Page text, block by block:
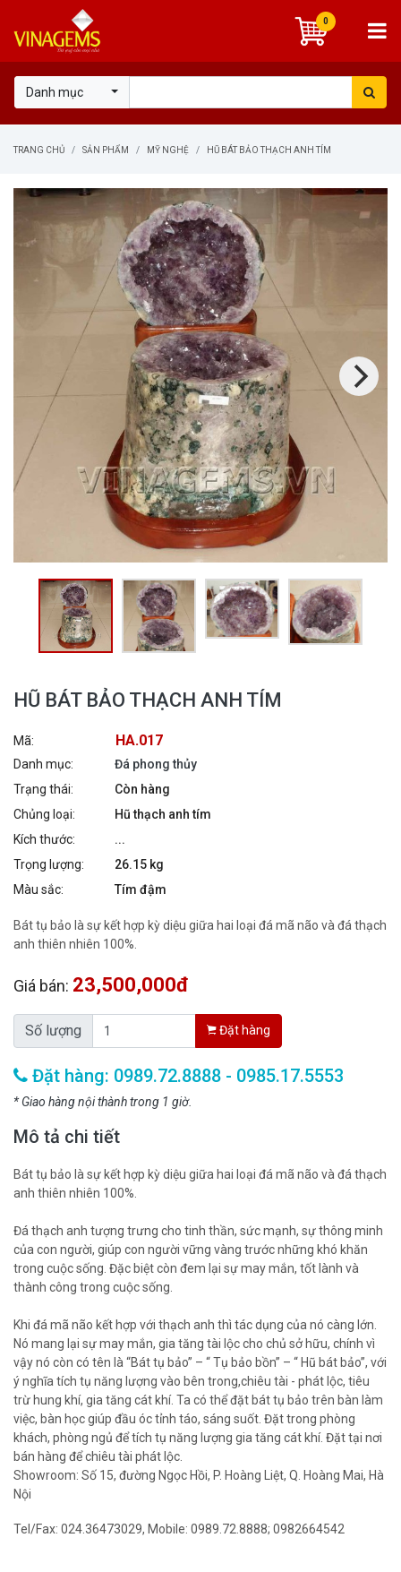
Danh mục
0
TRANG CHỦ SẢN PHẨM MỸ NGHỆ HŨ BÁT BẢO THẠCH ANH TÍM
HŨ BÁT BẢO THẠCH ANH TÍM
Mã: HA.017
Danh mục:
Đá phong thủy
Trạng thái:
Còn hàng
Chủng loại:
Hũ thạch anh tím
Kích thước:
...
Trọng lượng:
26.15 kg
Màu sắc:
Tím đậm
Bát tụ bảo là sự kết hợp kỳ diệu giữa hai loại đá mã não và đá thạch
anh thiên nhiên 100%.
Giá bán: 23,500,000đ
Số lượng Đặt hàng
Đặt hàng: 0989.72.8888 - 0985.17.5553
* Giao hàng nội thành trong 1 giờ.
Mô tả chi tiết
Bát tụ bảo là sự kết hợp kỳ diệu giữa hai loại đá mã não và đá thạch
anh thiên nhiên 100%.
Đá thạch anh tượng trưng cho tinh thần, sức mạnh, sự thông minh
của con người, giúp con người vững vàng trước những khó khăn
trong cuộc sống. Đặc biệt còn đem lại sự may mắn, tốt lành và
thành công trong cuộc sống.
Khi đá mã não kết hợp với thạch anh thì tác dụng của nó càng lớn.
Nó mang lại sự may mắn, gia tăng tài lộc cho chủ sở hữu, chính vì
vậy nó còn có tên là “Bát tụ bảo” – “ Tụ bảo bồn” – “ Hũ bát bảo”, với
ý nghĩa tích tụ năng lượng vào bên trong,chiêu tài - phát lộc, tiêu
trừ hung khí, gia tăng cát khí. Ta có thể đặt bát tụ bảo trên bàn làm
việc, bàn học giúp đầu óc tỉnh táo, sáng suốt. Đặt trong phòng
khách, phòng ngủ để tích tụ năng lượng gia tăng cát khí. Đặt tại nơi
bán hàng để chiêu tài phát lộc.
Showroom: Số 15, đường Ngọc Hồi, P. Hoàng Liệt, Q. Hoàng Mai, Hà
Nội
Tel/Fax: 024.36473029, Mobile: 0989.72.8888; 0982664542